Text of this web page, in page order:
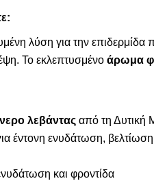
λύση για την
Το εκλεπτυσμένο άρωμα
λεβάντας από τη Δυτική
έντονη ενυδάτωση,
και φροντίδα